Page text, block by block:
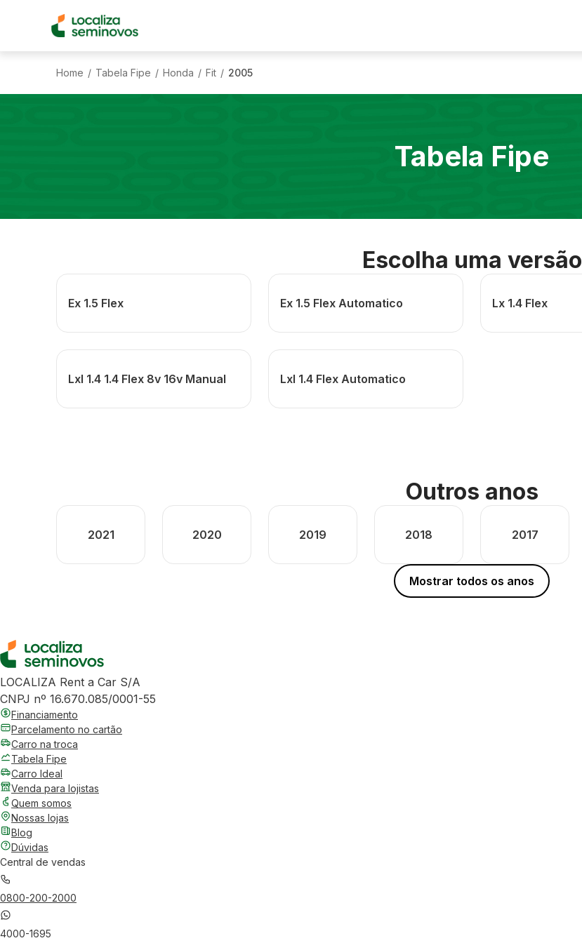
Home / Tabela Fipe / Honda / Fit / 2005
Tabela Fipe
Escolha uma versão
Ex 1.5 Flex Ex 1.5 Flex Automatico Lx 1.4 Flex
Lxl 1.4 1.4 Flex 8v 16v Manual Lxl 1.4 Flex Automatico
Outros anos
2021 2020 2019 2018 2017
Mostrar todos os anos
LOCALIZA Rent a Car S/A
CNPJ nº 16.670.085/0001-55
Financiamento
Parcelamento no cartão
Carro na troca
Tabela Fipe
Carro Ideal
Venda para lojistas
Quem somos
Nossas lojas
Blog
Dúvidas
Central de vendas
0800-200-2000
4000-1695